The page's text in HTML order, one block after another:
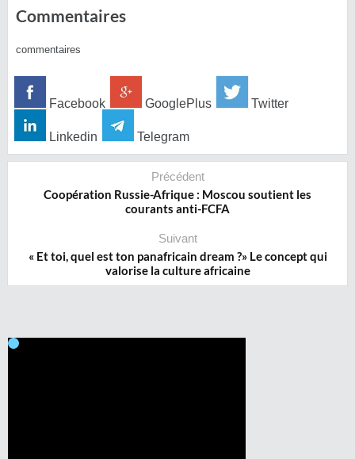
Commentaires
commentaires
Facebook GooglePlus Twitter
Linkedin Telegram
Précédent
Coopération Russie-Afrique : Moscou soutient les
courants anti-FCFA
Suivant
« Et toi, quel est ton panafricain dream ?» Le concept qui
valorise la culture africaine